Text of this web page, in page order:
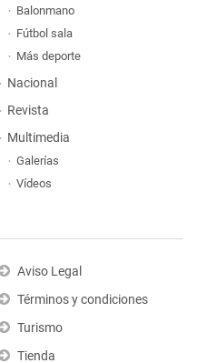
Balonmano
Fútbol sala
Más deporte
Nacional
Revista
Multimedia
Galerías
Vídeos
Aviso Legal
Términos y condiciones
Turismo
Tienda